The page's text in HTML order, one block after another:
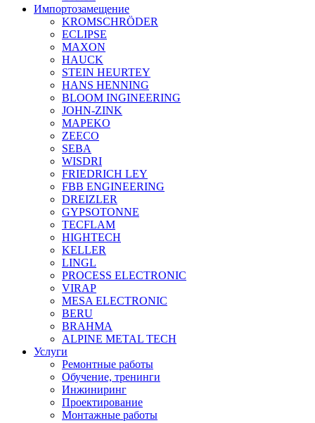
Импортозамещение
KROMSCHRÖDER
ECLIPSE
MAXON
HAUCK
STEIN HEURTEY
HANS HENNING
BLOOM INGINEERING
JOHN-ZINK
MAPEKO
ZEECO
SEBA
WISDRI
FRIEDRICH LEY
FBB ENGINEERING
DREIZLER
GYPSOTONNE
TECFLAM
HIGHTECH
KELLER
LINGL
PROCESS ELECTRONIC
VIRAP
MESA ELECTRONIC
BERU
BRAHMA
ALPINE METAL TECH
Услуги
Ремонтные работы
Обучение, тренинги
Инжиниринг
Проектирование
Монтажные работы